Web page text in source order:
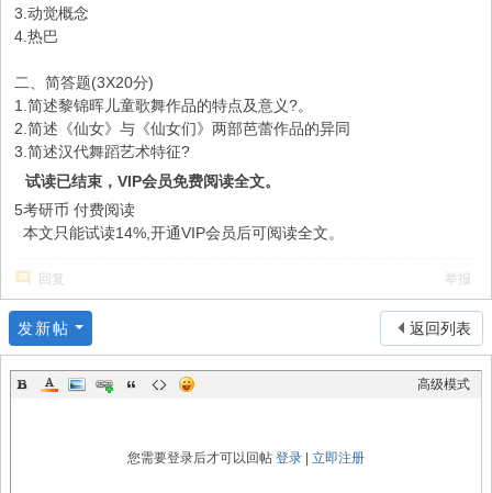
3.动觉概念
4.热巴
二、简答题(3X20分)
1.简述黎锦晖儿童歌舞作品的特点及意义?。
2.简述《仙女》与《仙女们》两部芭蕾作品的异同
3.简述汉代舞蹈艺术特征?
试读已结束，VIP会员免费阅读全文。
5考研币 付费阅读
本文只能试读14%,开通VIP会员后可阅读全文。
回复 举报
返回列表
发新帖
高级模式
您需要登录后才可以回帖 登录 立即注册